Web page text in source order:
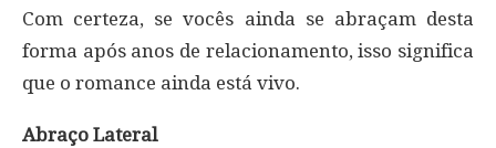
Com certeza, se vocês ainda se abraçam desta
forma após anos de relacionamento, isso significa
que o romance ainda está vivo.
Abraço Lateral